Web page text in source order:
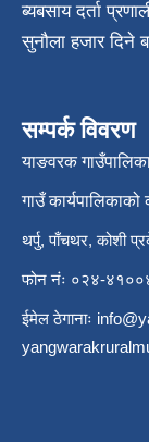
ब्यबसाय दर्ता
सुनौला हजार दिने
सम्पर्क विवरण
याङवरक
गाउँ कार्यपालिकाको
थर्पु, पाँचथर, कोशी
फोन नंः ०२४-
ईमेल ठेगानाः